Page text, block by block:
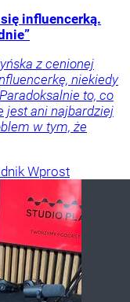
się influencerką.
z cenionej
niekiedy
to, co
jest ani najbardziej
w tym, że
Wprost